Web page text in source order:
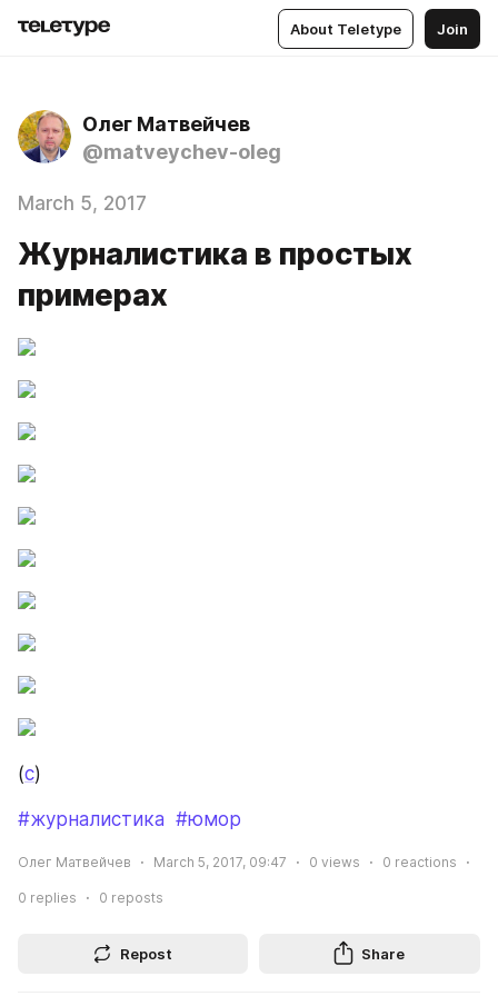
About Teletype Join
Олег Матвейчев
@matveychev-oleg
March 5, 2017
Журналистика в простых
примерах
(с)
#журналистика #юмор
Олег Матвейчев March 5, 2017, 09:47 0 views 0 reactions
0 replies 0 reposts
Repost Share